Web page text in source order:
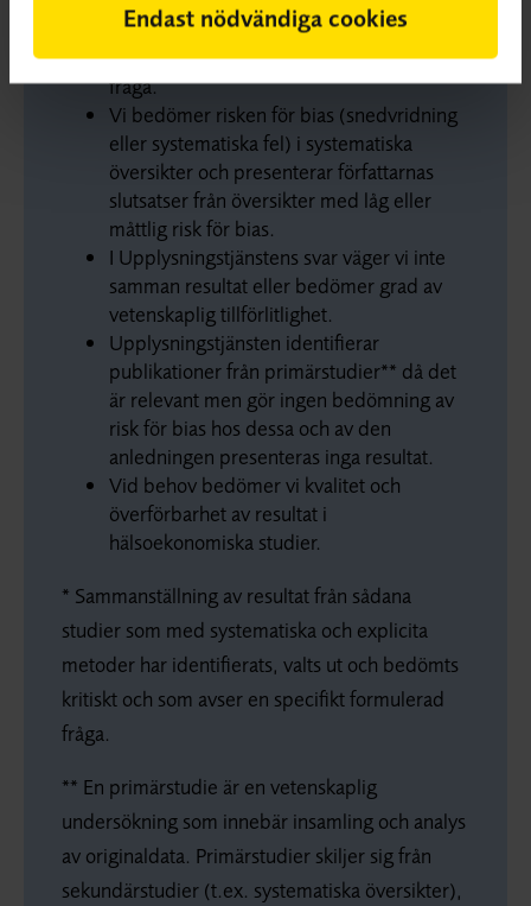
Endast nödvändiga cookies
redovisar vi publicerade systematiska
översikter* som svar på en avgränsad
fråga.
Vi bedömer risken för bias (snedvridning
eller systematiska fel) i systematiska
översikter och presenterar författarnas
slutsatser från översikter med låg eller
måttlig risk för bias.
I Upplysningstjänstens svar väger vi inte
samman resultat eller bedömer grad av
vetenskaplig tillförlitlighet.
Upplysningstjänsten identifierar
publikationer från primärstudier** då det
är relevant men gör ingen bedömning av
risk för bias hos dessa och av den
anledningen presenteras inga resultat.
Vid behov bedömer vi kvalitet och
överförbarhet av resultat i
hälsoekonomiska studier.
* Sammanställning av resultat från sådana
studier som med systematiska och explicita
metoder har identifierats, valts ut och bedömts
kritiskt och som avser en specifikt formulerad
fråga.
** En primärstudie är en vetenskaplig
undersökning som innebär insamling och analys
av originaldata. Primärstudier skiljer sig från
sekundärstudier (t.ex. systematiska översikter),